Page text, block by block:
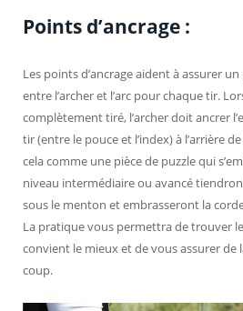
Points d’ancrage :
Les points d’ancrage aident à assurer
entre l’archer et l’arc pour chaque tir.
complètement tiré, l’archer doit ancrer
tir (entre le pouce et l’index) à l’arrière
cela comme une pièce de puzzle qui
niveau intermédiaire ou avancé
sous le menton et embrasseront la
La pratique vous permettra de trouver
convient le mieux et de vous assurer de
coup.